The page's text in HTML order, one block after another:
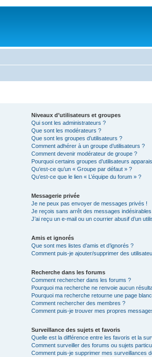
Niveaux d’utilisateurs et groupes
Qui sont les administrateurs ?
Que sont les modérateurs ?
Que sont les groupes d’utilisateurs ?
Comment adhérer à un groupe d’utilisateurs ?
Comment devenir modérateur de groupe ?
Pourquoi certains groupes d’utilisateurs
Qu’est-ce qu’un « Groupe par défaut » ?
Qu’est-ce que le lien « L’équipe du forum » ?
Messagerie privée
Je ne peux pas envoyer de messages privés !
Je reçois sans arrêt des messages indésirables
J’ai reçu un e-mail ou un courrier abusif d’un
Amis et ignorés
Que sont mes listes d’amis et d’ignorés ?
Comment puis-je ajouter/supprimer des
Recherche dans les forums
Comment rechercher dans les forums ?
Pourquoi ma recherche ne renvoie aucun
Pourquoi ma recherche retourne une page
Comment rechercher des membres ?
Comment puis-je trouver mes propres
Surveillance des sujets et favoris
Quelle est la différence entre les favoris et la
Comment surveiller des forums ou sujets
Comment puis-je supprimer mes surveillances